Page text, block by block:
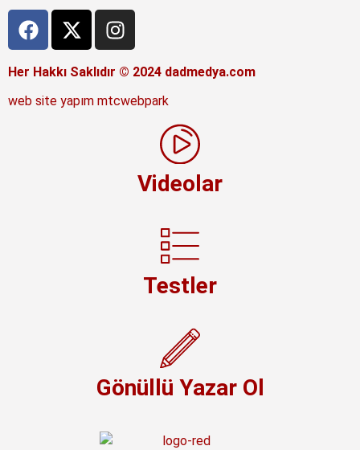
Her Hakkı Saklıdır © 2024 dadmedya.com
web site yapım mtcwebpark
Videolar
Testler
Gönüllü Yazar Ol